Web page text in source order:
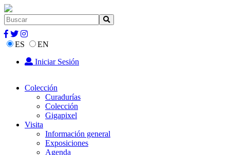
ES
EN
Iniciar Sesión
Colección
Curadurías
Colección
Gigapixel
Visita
Información general
Exposiciones
Agenda